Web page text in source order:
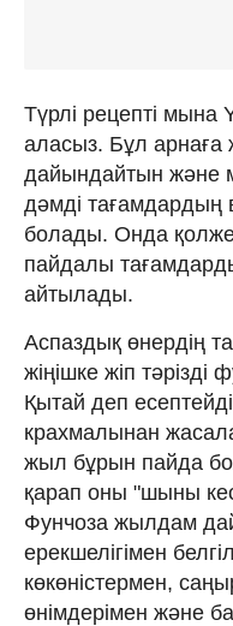
Түрлі рецепті мына
аласыз. Бұл арнаға
дайындайтын және
дәмді тағамдардың
болады. Онда
пайдалы
айтылады.
Аспаздық өнердің
жіңішке жіп тәрізді
Қытай деп
крахмалынан
жыл бұрын пайда
қарап оны "шыны
Фунчоза жылдам
ерекшелігімен
көкөністермен,
өнімдерімен және